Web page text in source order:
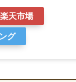
楽天市場
グ